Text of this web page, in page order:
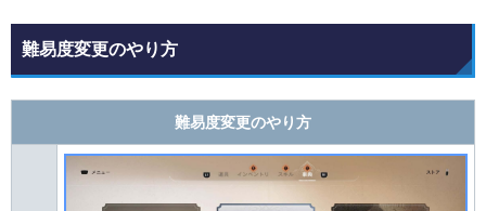
難易度変更のやり方
難易度変更のやり方